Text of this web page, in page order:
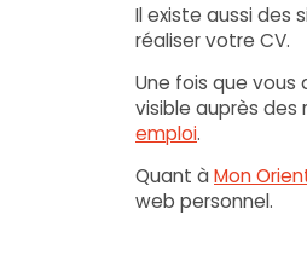
Il existe aussi des
réaliser votre CV.
Une fois que vous
visible auprès des
emploi.
Quant à Mon
web personnel.